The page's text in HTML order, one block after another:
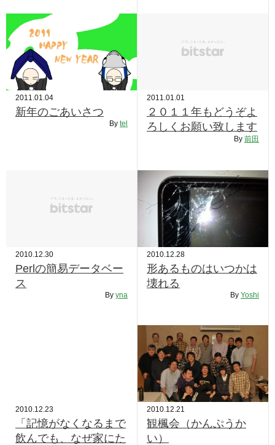
2011.01.04
新年のごあいさつ
By tel
2011.01.01
２０１１年もどうぞよ
ろしくお願い致します
By 前田
2010.12.30
Perlの簡易データベー
ス
By yna
2010.12.28
形あるものはいつかは
壊れる
By Yoshi
2010.12.23
「記憶がなくなるまで
飲んでも、なぜ家にた
2010.12.21
観楓会（かんぷうか
い）